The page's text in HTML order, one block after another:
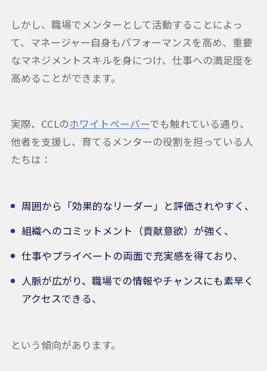
しかし、職場でメンターとして活動することによっ
て、マネージャー自身もパフォーマンスを高め、重要
なマネジメントスキルを身につけ、仕事への満足度を
高めることができます。
実際、CCLのホワイトペーパーでも触れている通り、
他者を支援し、育てるメンターの役割を担っている人
たちは：
周囲から「効果的なリーダー」と評価されやすく、
組織へのコミットメント（貢献意欲）が強く、
仕事やプライベートの両面で充実感を得ており、
人脈が広がり、職場での情報やチャンスにも素早く
アクセスできる、
という傾向があります。